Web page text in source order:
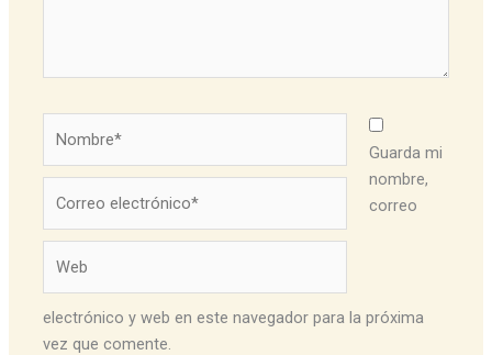
electrónico*
Guarda mi
nombre,
correo
electrónico y web en este navegador para la próxima
vez que comente.